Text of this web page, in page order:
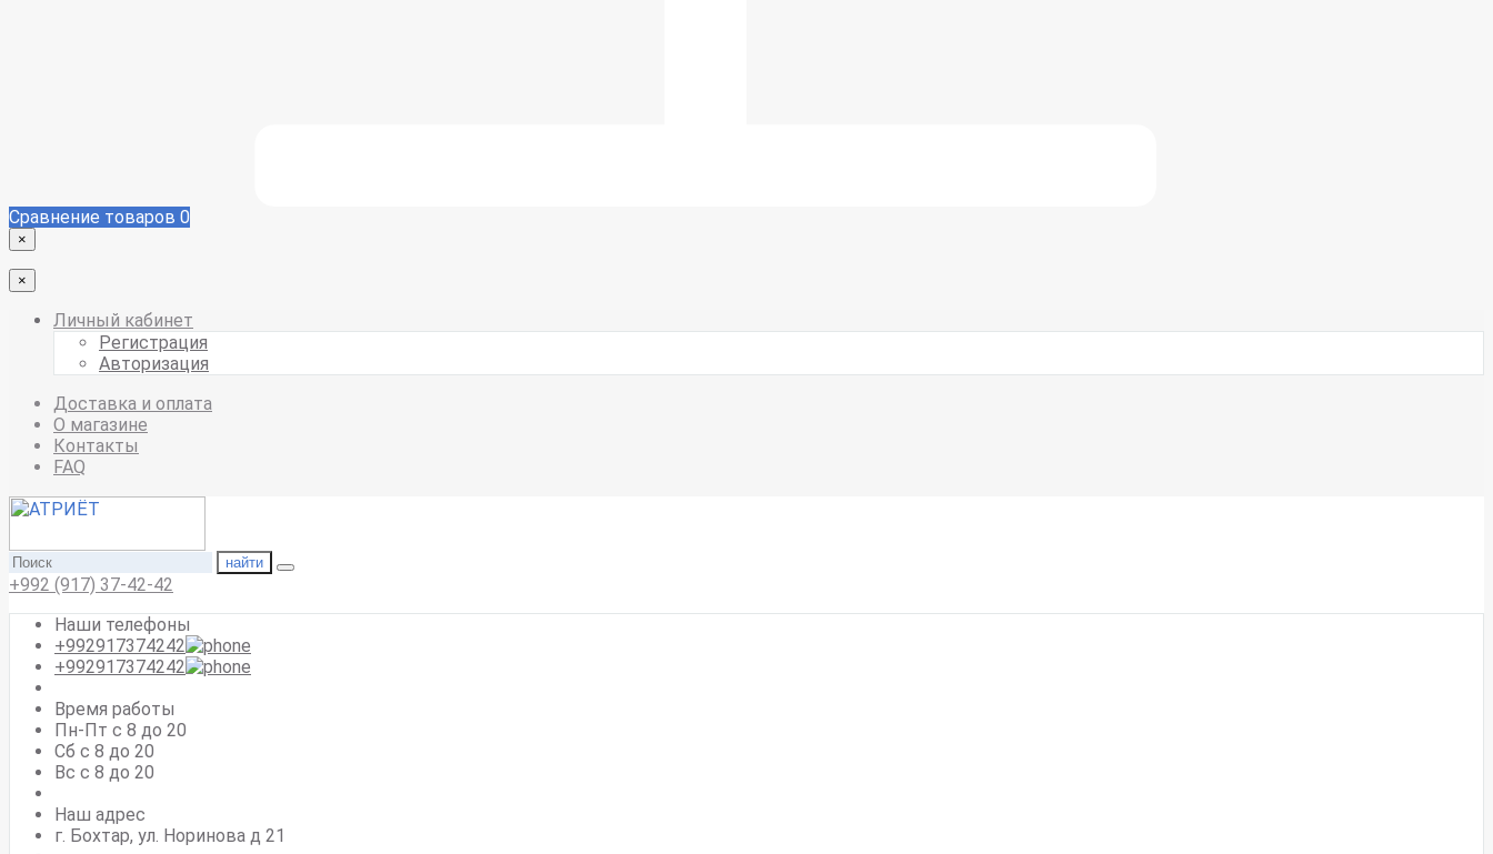
Сравнение товаров 0
×
×
Личный кабинет
Регистрация
Авторизация
Доставка и оплата
О магазине
Контакты
FAQ
найти
+992 (917) 37-42-42
Наши телефоны
+992917374242
+992917374242
Время работы
Пн-Пт с 8 до 20
Сб с 8 до 20
Вс c 8 до 20
Наш адрес
г. Бохтар, ул. Норинова д 21